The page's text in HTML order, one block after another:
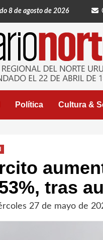
8 de agosto de 2026
Política Cultura &
tras
27 de mayo de